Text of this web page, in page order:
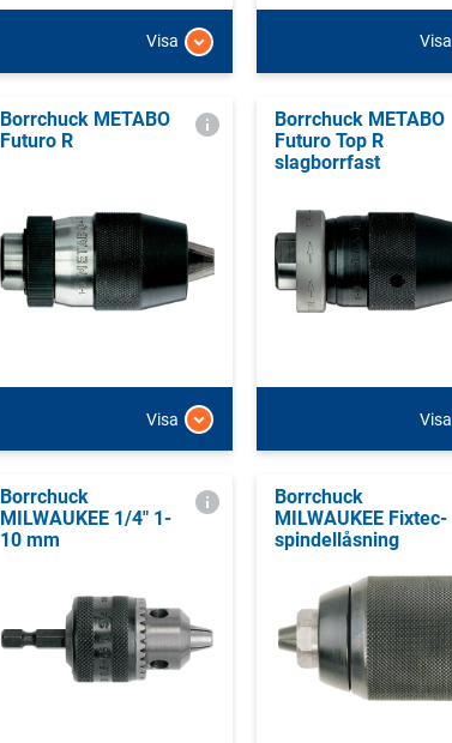
Visa Visa
Borrchuck METABO
Futuro R
Visa
Borrchuck METABO
Futuro Top R
slagborrfast
Visa
Borrchuck
MILWAUKEE 1/4" 1-
10 mm
Borrchuck
MILWAUKEE Fixtec-
spindellåsning